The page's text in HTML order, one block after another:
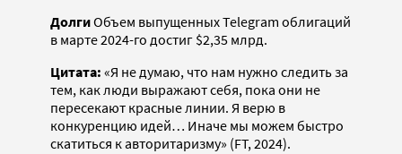
ДолгиОбъем выпущенных Telegram облигаций
в марте 2024-го достиг $2,35 млрд.
Цитата: «Я не думаю, что нам нужно следить за
тем, как люди выражают себя, пока они не
пересекают красные линии. Я верю в
конкуренцию идей… Иначе мы можем быстро
скатиться к авторитаризму» (FT, 2024).